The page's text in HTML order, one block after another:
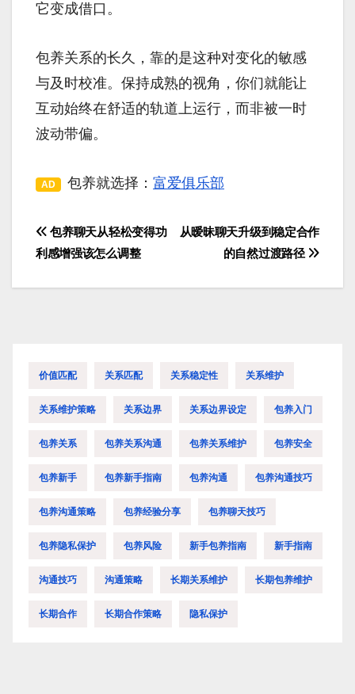
它变成借口。
包养关系的长久，靠的是这种对变化的敏感
与及时校准。保持成熟的视角，你们就能让
互动始终在舒适的轨道上运行，而非被一时
波动带偏。
AD 包养就选择： 富爱俱乐部
文
导
从暧昧聊天升级到稳定合作
的自然过渡路径
包养聊天从轻松变得功
利感增强该怎么调整
价值匹配 关系匹配 关系稳定性 关系维护
关系维护策略 关系边界 关系边界设定 包养入门
包养关系 包养关系沟通 包养关系维护 包养安全
包养新手 包养新手指南 包养沟通 包养沟通技巧
包养沟通策略 包养经验分享 包养聊天技巧
包养隐私保护 包养风险 新手包养指南 新手指南
沟通技巧 沟通策略 长期关系维护 长期包养维护
长期合作 长期合作策略 隐私保护